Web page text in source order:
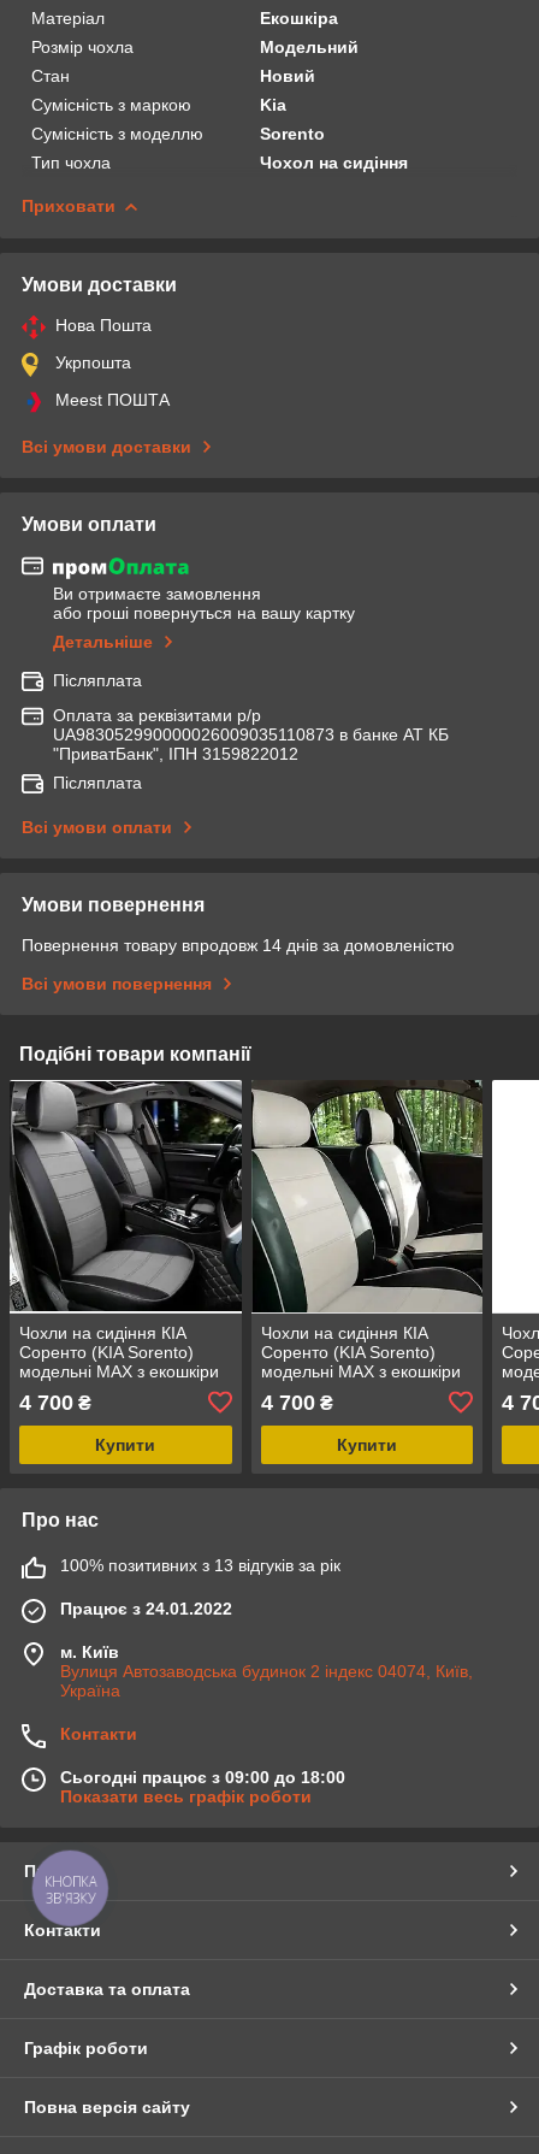
Матеріал
Екошкіра
Розмір чохла
Модельний
Стан
Новий
Сумісність з маркою
Kia
Сумісність з моделлю
Sorento
Тип чохла
Чохол на сидіння
Приховати
Умови доставки
Нова Пошта
Укрпошта
Meest ПОШТА
Всі умови доставки
Умови оплати
Ви отримаєте замовлення
або гроші повернуться на вашу картку
Детальніше
Післяплата
Оплата за реквізитами р/р
UA983052990000026009035110873 в банке АТ КБ
"ПриватБанк", ІПН 3159822012
Післяплата
Всі умови оплати
Умови повернення
Повернення товару впродовж 14 днів за домовленістю
Всі умови повернення
Подібні товари компанії
Чохли на сидіння КІА
Соренто (KIA Sorento)
модельні MAX з екошкіри
4 700 ₴
Купити
Чохли на сидіння КІА
Соренто (KIA Sorento)
модельні MAX з екошкіри
4 700₴
Купити
4
Про нас
100% позитивних з 13 відгуків за рік
Працює з 24.01.2022
м. Київ
Вулиця Автозаводська будинок 2 індекс 04074, Київ,
Україна
Контакти
Сьогодні працює з 09:00 до 18:00
Показати весь графік роботи
Про нас
Контакти
Доставка та оплата
Графік роботи
Повна версія сайту
КНОПКА
ЗВ'ЯЗКУ